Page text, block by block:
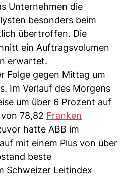
Unternehmen die
besonders beim
übertroffen. Die
ein Auftragsvolumen
erwartet.
Folge gegen Mittag um
Im Verlauf des Morgens
um über 6 Prozent auf
78,82 Franken
hatte ABB im
mit einem Plus von über
beste
Schweizer Leitindex